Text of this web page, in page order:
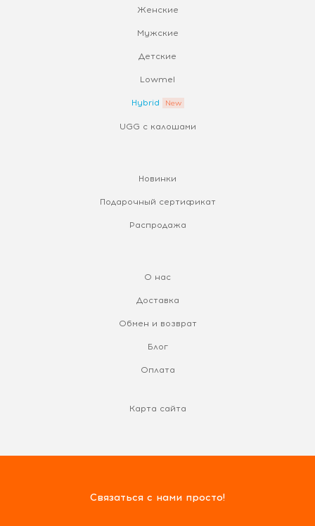
Женские
Мужские
Детские
Lowmel
Hybrid
UGG с калошами
Новинки
Подарочный сертификат
Распродажа
О нас
Доставка
Обмен и возврат
Блог
Оплата
Карта сайта
Связаться с нами просто!